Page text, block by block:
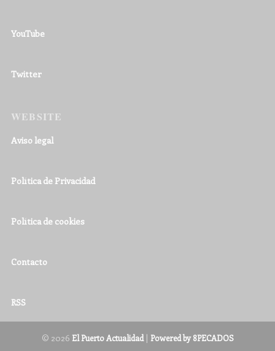
YouTube
Twitter
WEBSITE
Aviso legal
Política de Privacidad
Política de cookies
Contacto
RSS
© 2026 El Puerto Actualidad| Powered by 8PECADOS